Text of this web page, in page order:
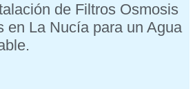
de Filtros Osmosis
en La Nucía para un Agua